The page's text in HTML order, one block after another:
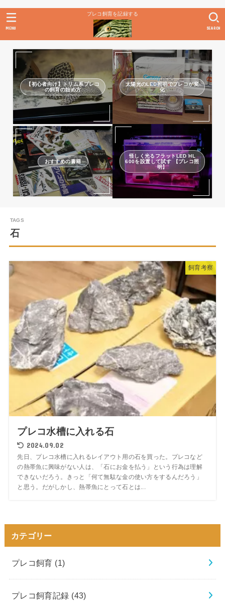
プレコ飼育を記録する
SEARCH
MENU
【初心者向け】トリム系プレコ
の飼育の始め方
太陽光のLED照明でプレコが変
化
おすすめの書籍
怪しく光るフラットLED HL
600を設置して試す 【プレコ照
明】
石
飼育考察
プレコ水槽に入れる石
2024.09.02
先日、プレコ水槽に入れるレイアウト用の石を買った。プレコなど
の熱帯魚に興味がない人は、「石にお金を払う」という行為は理解
できないだろう。きっと「何て無駄な金の使い方をするんだろう」
と思う。だがしかし、熱帯魚にとって石とは...
カテゴリー
プレコ飼育 (1)
プレコ飼育記録 (43)